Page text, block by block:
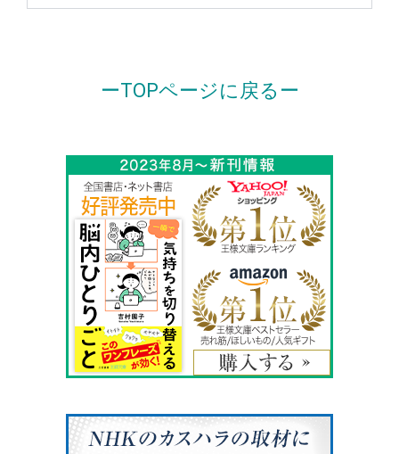
ーTOPページに戻るー